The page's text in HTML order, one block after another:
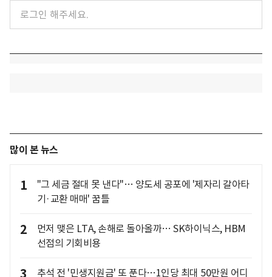
많이 본 뉴스
1
"그 세금 절대 못 낸다"… 양도세 공포에 '제자리 갈아타
기·교환 매매' 꿈틀
2
먼저 맺은 LTA, 손해로 돌아올까… SK하이닉스, HBM
선점의 기회비용
추석 전 '민생지원금' 또 푼다…1인당 최대 50만원 어디